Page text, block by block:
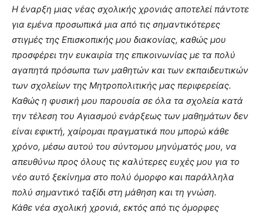
Η έναρξη μιας νέας σχολικής χρονιάς αποτελεί πάντοτε
για εμένα προσωπικά μια από τις σημαντικότερες
στιγμές της Επισκοπικής μου διακονίας, καθώς μου
προσφέρει την ευκαιρία της επικοινωνίας με τα πολύ
αγαπητά πρόσωπα των μαθητών και των εκπαιδευτικών
των σχολείων της Μητροπολιτικής μας περιφερείας.
Καθώς η φυσική μου παρουσία σε όλα τα σχολεία κατά
την τέλεση του Αγιασμού ενάρξεως των μαθημάτων δεν
είναι εφικτή, χαίρομαι πραγματικά που μπορώ κάθε
χρόνο, μέσω αυτού του σύντομου μηνύματός μου, να
απευθύνω προς όλους τις καλύτερες ευχές μου για το
νέο αυτό ξεκίνημα στο πολύ όμορφο και παράλληλα
πολύ σημαντικό ταξίδι στη μάθηση και τη γνώση.
Κάθε νέα σχολική χρονιά, εκτός από τις όμορφες